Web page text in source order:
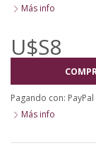
Más info
U$S8
Pagando con: PayPal
Más info